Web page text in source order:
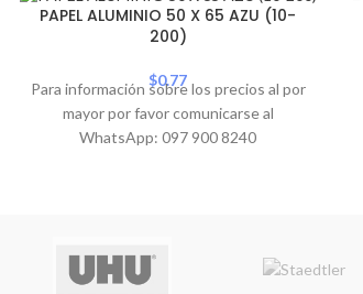
PAPEL ALUMINIO 50 X 65 AZU (10-
200)
$0.77
Para información sobre los precios al por
mayor por favor comunicarse al
WhatsApp: 097 900 8240